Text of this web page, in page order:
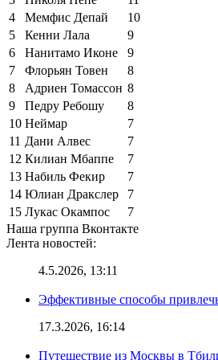
4
Мемфис Депай
10
5
Кенни Лала
9
6
Нанитамо Иконе
9
7
Флорьян Товен
8
8
Адриен Томассон 8
9
Педру Ребошу
8
10 Неймар
7
11 Дани Алвес
7
12 Килиан Мбаппе
7
13 Набиль Фекир
7
14 Юлиан Дракслер
7
15 Лукас Окампос
7
Наша группа Вконтакте
Лента новостей:
4.5.2026, 13:11
Эффективные способы
17.3.2026, 16:14
Путешествие из Москвы в